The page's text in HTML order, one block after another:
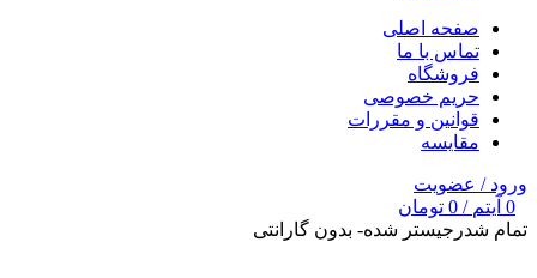
صفحه اصلی
تماس با ما
فروشگاه
حریم خصوصی
قوانین و مقررات
مقایسه
ورود / عضویت
0 آیتم /
0 تومان
تمام شدرجیستر شده- بدون گارانتی